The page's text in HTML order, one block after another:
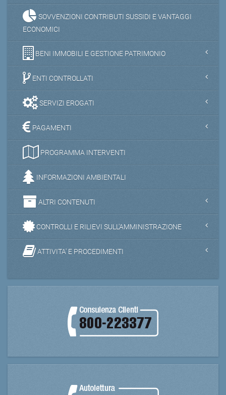
SOVVENZIONI CONTRIBUTI SUSSIDI E VANTAGGI
ECONOMICI
BENI IMMOBILI E GESTIONE PATRIMONIO
ENTI CONTROLLATI
SERVIZI EROGATI
PAGAMENTI
PROGRAMMA INTERVENTI
INFORMAZIONI AMBIENTALI
ALTRI CONTENUTI
CONTROLLI E RILIEVI SULL'AMMINISTRAZIONE
ATTIVITA' E PROCEDIMENTI